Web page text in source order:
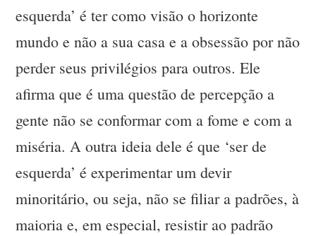
esquerda’ é ter como visão o horizonte
mundo e não a sua casa e a obsessão por não
perder seus privilégios para outros. Ele
afirma que é uma questão de percepção a
gente não se conformar com a fome e com a
miséria. A outra ideia dele é que ‘ser de
esquerda’ é experimentar um devir
minoritário, ou seja, não se filiar a padrões, à
maioria e, em especial, resistir ao padrão